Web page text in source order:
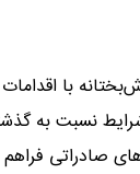
با
نسبت به
صادراتی